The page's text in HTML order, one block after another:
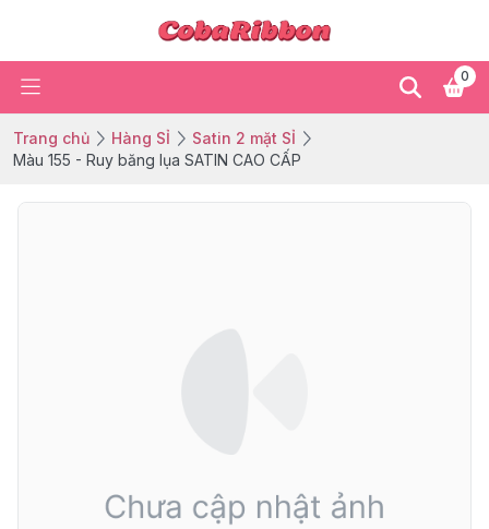
0
Trang chủ Hàng SỈ
Satin 2 mặt SỈ
Màu 155 - Ruy băng lụa SATIN CAO CẤP